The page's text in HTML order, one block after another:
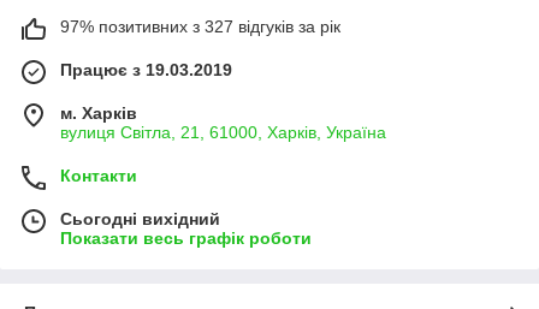
97% позитивних з 327 відгуків за рік
Працює з 19.03.2019
м. Харків
вулиця Світла, 21, 61000, Харків, Україна
Контакти
Сьогодні вихідний
Показати весь графік роботи